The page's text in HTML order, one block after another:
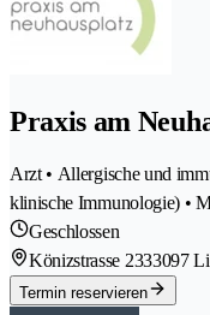
Praxis am
Arzt • Allergische und
klinische Immunologie) •
Geschlossen
Könizstrasse 2333097
Termin reservieren